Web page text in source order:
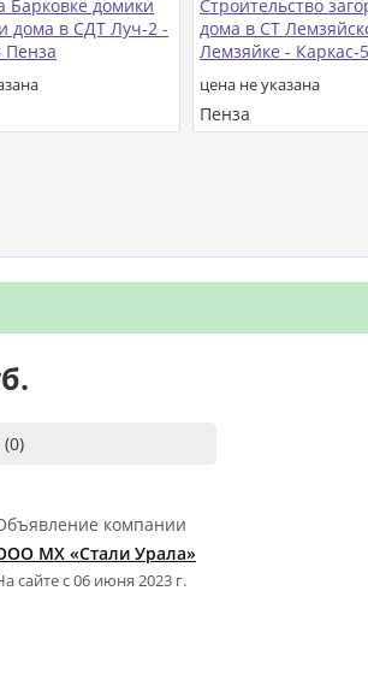
Барковке домики
дома в СДТ Луч-2 -
Пенза
Строительство
дома в СТ
Лемзяйке - Каркас-
цена не указана
Пенза
компании
МХ «Стали Урала»
сайте с 06 июня 2023 г.